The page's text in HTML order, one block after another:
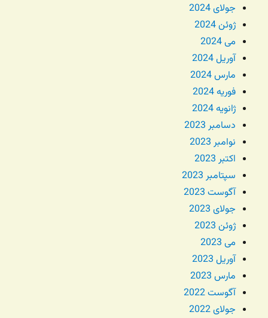
جولای 2024
ژوئن 2024
می 2024
آوریل 2024
مارس 2024
فوریه 2024
ژانویه 2024
دسامبر 2023
نوامبر 2023
اکتبر 2023
سپتامبر 2023
آگوست 2023
جولای 2023
ژوئن 2023
می 2023
آوریل 2023
مارس 2023
آگوست 2022
جولای 2022